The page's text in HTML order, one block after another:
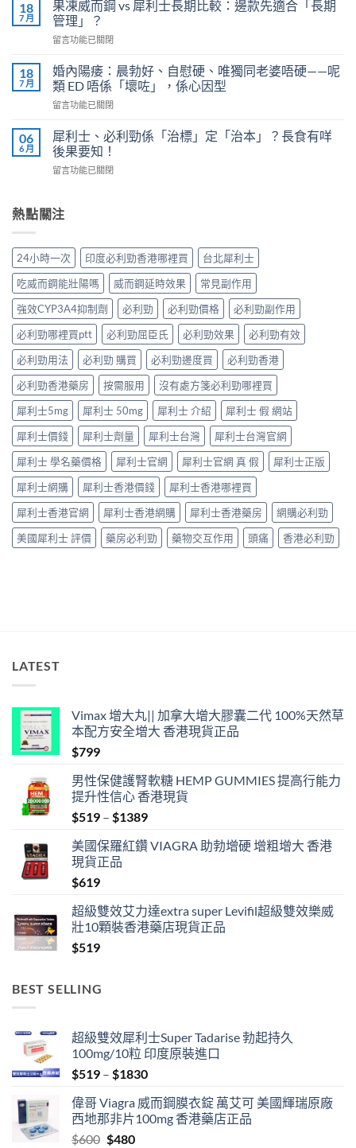
劑
量
是
多
完
整
南：
港
男
性
的
正
用
法〉
中
勁
有
效
4
個
信
號
我
評
＋
用
效
全
指
南，
香
港
男
性
必
讀〉
中
18
7 月
果凍威而鋼 vs 犀利士長期比較：邊款先適合「長期
管理」？
在
凍
威
而
鋼
犀
利
士
長
較：
適
合
「長
期
管
理」？〉
中
留言功能已關閉
18
7 月
婚內陽痿：晨勃好、自慰硬、唯獨同老婆唔硬——呢
類 ED 唔係「壞咗」，係心因型
在
內
陽
痿：
晨
自
獨
同
老
婆
唔
硬
——
呢
類
ED
唔
係
「壞
咗」，
係
心
因
型〉
中
留言功能已關閉
06
6 月
犀利士、必利勁係「治標」定「治本」？長食有咩
後果要知！
在
士、
必
勁
「治
標」
定
「治
本」？
長
食
有
咩
後
果
要
知！〉
中
留言功能已關閉
熱點關注
24小時一次 印度必利勁香港哪裡買
台北犀利士
吃威而鋼能壯陽嗎
威而鋼延時效果
常見副作用
強效CYP3A4抑制劑
必利勁 必利勁價格
必利勁副作用
必利勁哪裡買ptt
必利勁屈臣氏 必利勁效果
必利勁有效
必利勁用法
必利勁 購買 必利勁邊度買
必利勁香港
必利勁香港藥房
按需服用
沒有處方箋必利勁哪裡買
犀利士5mg
犀利士 50mg 犀利士 介紹
犀利士 假 網站
犀利士價錢
犀利士劑量 犀利士台灣
犀利士台灣官網
犀利士 學名藥價格
犀利士官網 犀利士官網 真 假
犀利士正版
犀利士網購
犀利士香港價錢
犀利士香港哪裡買
犀利士香港官網
犀利士香港網購 犀利士香港藥房
網購必利勁
美國犀利士 評價
藥房必利勁 藥物交互作用 頭痛 香港必利勁
LATEST
Vimax 增大丸|| 加拿大增大膠囊二代 100%天然草
本配方安全增大 香港現貨正品
$799
男性保健護腎軟糖 HEMP GUMMIES 提高行能力
提升性信心 香港現貨
$519 – $1389Price
$519
美國保羅紅鑽 VIAGRA 助勃增硬 增粗增大 香港
現貨正品
$619
超級雙效艾力達extra super Levifil超級雙效樂威
壯10顆裝香港藥店現貨正品
$519
BEST SELLING
超級雙效犀利士Super Tadarise 勃起持久
100mg/10粒 印度原裝進口
$519 – $1830Price
$519
through
偉哥 Viagra 威而鋼膜衣錠 萬艾可 美國輝瑞原廠
西地那非片100mg 香港藥店正品
$600 Original
$480Current